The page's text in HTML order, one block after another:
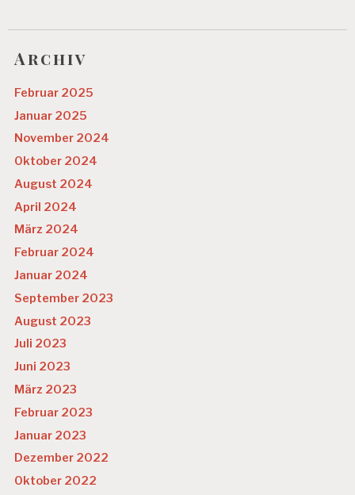
Archiv
Februar 2025
Januar 2025
November 2024
Oktober 2024
August 2024
April 2024
März 2024
Februar 2024
Januar 2024
September 2023
August 2023
Juli 2023
Juni 2023
März 2023
Februar 2023
Januar 2023
Dezember 2022
Oktober 2022